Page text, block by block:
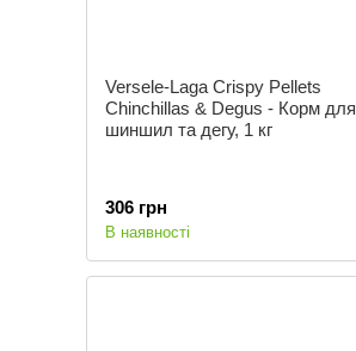
Versele-Laga Crispy Pellets
Chinchillas & Degus - Корм для
шиншил та дегу, 1 кг
306 грн
В наявності